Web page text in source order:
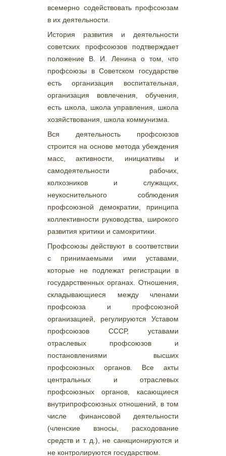
всемерно содействовать профсоюзам
в их деятельности.
История развития и деятельности
советских профсоюзов подтверждает
положение В. И. Ленина о том, что
профсоюзы в Советском государстве
есть организация воспитательная,
организация вовлечения, обучения,
есть школа, школа управления, школа
хозяйствования, школа коммунизма.
Вся деятельность профсоюзов
строится на основе метода убеждения
масс, активности, инициативы и
самодеятельности рабочих,
колхозников и служащих,
неукоснительного соблюдения
профсоюзной демократии, принципа
коллективности руководства, широкого
развития критики и самокритики.
Профсоюзы действуют в соответствии
с принимаемыми ими уставами,
которые не подлежат регистрации в
государственных органах. Отношения,
складывающиеся между членами
профсоюза и профсоюзной
организацией, регулируются Уставом
профсоюзов СССР, уставами
отраслевых профсоюзов и
постановлениями высших
профсоюзных органов. Все акты
центральных и отраслевых
профсоюзных органов, касающиеся
внутрипрофсоюзных отношений, в том
числе финансовой деятельности
(членские взносы, расходование
средств и т. д.), не санкционируются и
не контролируются государством.